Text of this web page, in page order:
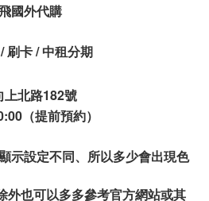
國外代購
刷卡 / 中租分期
上北路182號
（提前預約）
示設定不同、所以多少會出現色
外也可以多多參考官方網站或其